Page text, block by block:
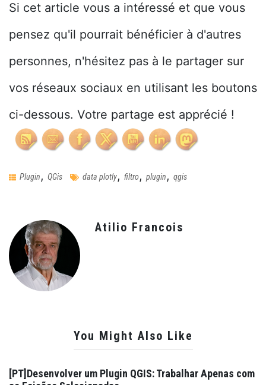
Si cet article vous a intéressé et que vous
pensez qu'il pourrait bénéficier à d'autres
personnes, n'hésitez pas à le partager sur
vos réseaux sociaux en utilisant les boutons
ci-dessous. Votre partage est apprécié !
Plugin, QGis data plotly, filtro, plugin, qgis
Atilio Francois
You Might Also Like
[PT]Desenvolver um Plugin QGIS: Trabalhar Apenas com